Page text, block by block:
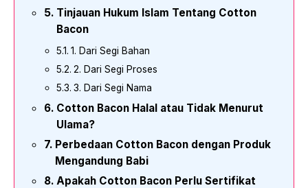
Tinjauan Hukum Islam Tentang Cotton
Bacon
1. Dari Segi Bahan
2. Dari Segi Proses
3. Dari Segi Nama
Cotton Bacon Halal atau Tidak Menurut
Ulama?
Perbedaan Cotton Bacon dengan Produk
Mengandung Babi
Apakah Cotton Bacon Perlu Sertifikat